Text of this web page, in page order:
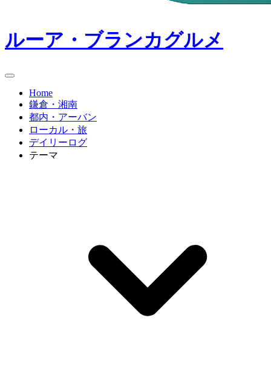
ルーア・ブランカグルメ
Home
鎌倉・湘南
都内・アーバン
ローカル・旅
デイリーログ
テーマ